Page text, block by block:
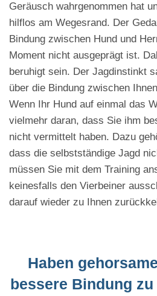
Geräusch wahrgenommen hat
hilflos am Wegesrand. Der
Bindung zwischen Hund und
Moment nicht ausgeprägt ist.
beruhigt sein. Der Jagdinstinkt
über die Bindung zwischen
Wenn Ihr Hund auf einmal das
vielmehr daran, dass Sie ihm
nicht vermittelt haben. Dazu
dass die selbstständige Jagd
müssen Sie mit dem Training
keinesfalls den Vierbeiner
darauf wieder zu Ihnen
Haben
bessere Bindung